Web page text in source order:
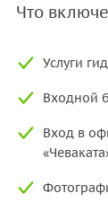
Что
Услуги
Входной
Вход в